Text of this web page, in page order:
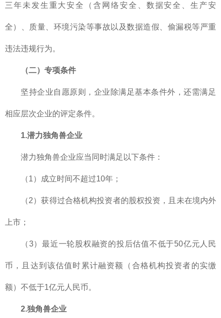
三年未发生重大安全（含网络安全、数据安全、生产安
全）、质量、环境污染等事故以及数据造假、偷漏税等严重
违法违规行为。
（二）专项条件
坚持企业自愿原则，企业除满足基本条件外，还需满足
相应层次企业的评定条件。
1.潜力独角兽企业
潜力独角兽企业应当同时满足以下条件：
（1）成立时间不超过10年；
（2）获得过合格机构投资者的股权投资，且未在境内外
上市；
（3）最近一轮股权融资的投后估值不低于50亿元人民
币，且达到该估值时累计融资额（合格机构投资者的实缴
额）不低于1亿元人民币。
2.独角兽企业